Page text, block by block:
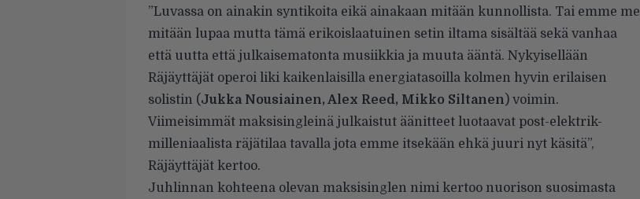
”Luvassa on ainakin syntikoita eikä ainakaan mitään kunnollista. Tai emme me
mitään lupaa mutta tämä erikoislaatuinen setin iltama sisältää sekä vanhaa
että uutta että julkaisematonta musiikkia ja muuta ääntä. Nykyisellään
Räjäyttäjät operoi liki kaikenlaisilla energiatasoilla kolmen hyvin erilaisen
solistin (Jukka Nousiainen, Alex Reed, Mikko Siltanen) voimin.
Viimeisimmät maksisingleinä julkaistut äänitteet luotaavat post-elektrik-
milleniaalista räjätilaa tavalla jota emme itsekään ehkä juuri nyt käsitä”,
Räjäyttäjät kertoo.
Juhlinnan kohteena olevan maksisinglen nimi kertoo nuorison suosimasta